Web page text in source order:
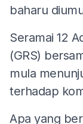
baharu
Seramai 12
(GRS)
mula
terhadap
Apa yang